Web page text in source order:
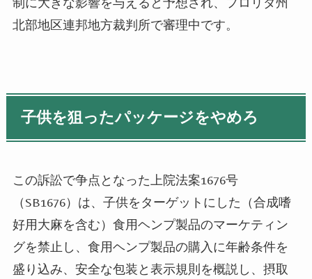
北部地区連邦地方裁判所で審理中です。
子供を狙ったパッケージをやめろ
この訴訟で争点となった上院法案1676号
（SB1676）は、子供をターゲットにした（合成嗜
好用大麻を含む）食用ヘンプ製品のマーケティン
グを禁止し、食用ヘンプ製品の購入に年齢条件を
盛り込み、安全な包装と表示規則を概説し、摂取